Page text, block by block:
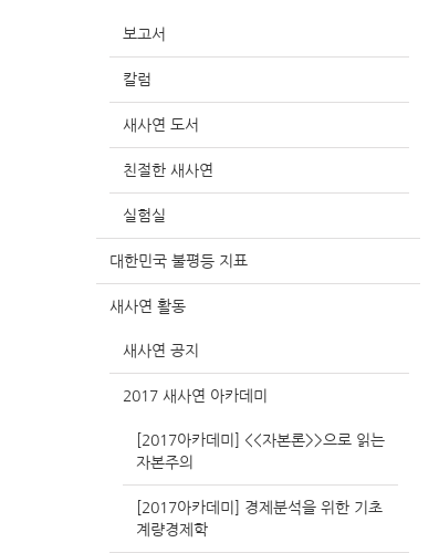
보고서
칼럼
새사연 도서
친절한 새사연
실험실
대한민국 불평등 지표
새사연 활동
새사연 공지
2017 새사연 아카데미
[2017아카데미] <<자본론>>으로 읽는
자본주의
[2017아카데미] 경제분석을 위한 기초
계량경제학